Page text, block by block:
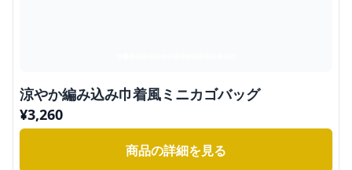
涼やか編み込み巾着風ミニカゴバッグ
¥3,260
商品の詳細を見る